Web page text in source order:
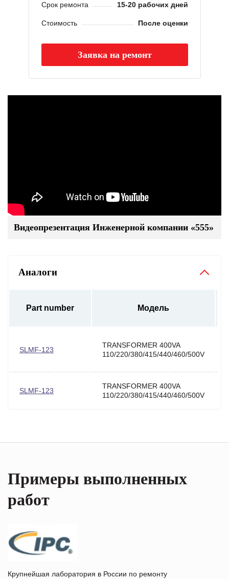
Срок ремонта 15-20 рабочих дней
Стоимость После оценки
Заявка на ремонт
Видеопрезентация Инженерной компании «555»
Аналоги
Part number Модель
SLMF-123
TRANSFORMER 400VA
110/220/380/415/440/460/500V
SLMF-123
TRANSFORMER 400VA
110/220/380/415/440/460/500V
Примеры выполненных
работ
Крупнейшая лаборатория в России по ремонту